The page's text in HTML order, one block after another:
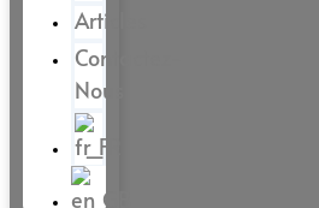
Articles
Contactez-
Nous